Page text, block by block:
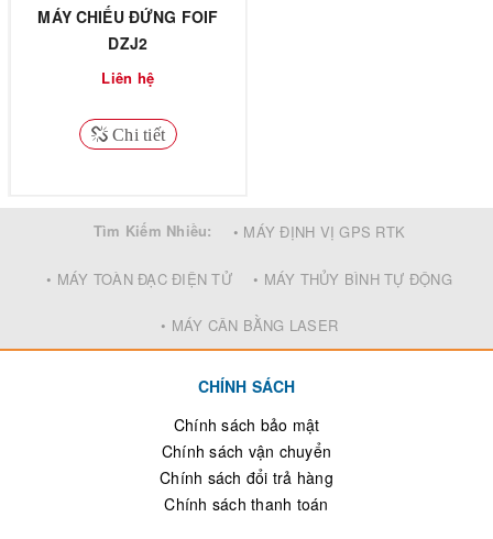
MÁY CHIẾU ĐỨNG FOIF
DZJ2
Liên hệ
Chi tiết
Tìm Kiếm Nhiều: • MÁY ĐỊNH VỊ GPS RTK
• MÁY TOÀN ĐẠC ĐIỆN TỬ • MÁY THỦY BÌNH TỰ ĐỘNG
• MÁY CÂN BẰNG LASER
CHÍNH SÁCH
Chính sách bảo mật
Chính sách vận chuyển
Chính sách đổi trả hàng
Chính sách thanh toán